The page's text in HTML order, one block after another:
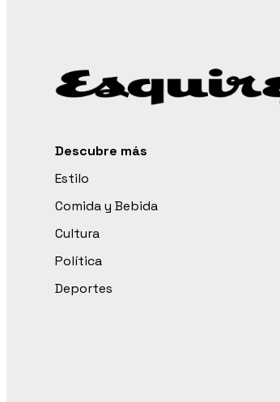
Descubre más
Estilo
Comida y Bebida
Cultura
Política
Deportes